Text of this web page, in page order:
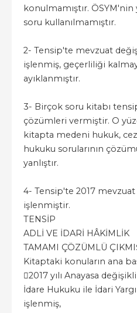
konulmamıştır. ÖSYM'nin
soru kullanılmamıştır.
2- Tensip'te mevzuat
işlenmiş, geçerliliği
ayıklanmıştır.
3- Birçok soru kitabı
çözümleri vermiştir. O
kitapta medeni hukuk,
hukuku sorularının
yanlıştır.
4- Tensip'te 2017
işlenmiştir.
TENSİP
ADLİ VE İDARİ HÂKİMLİK
TAMAMI ÇÖZÜMLÜ
Kitaptaki konuların ana
2017 yılı Anayasa
İdare Hukuku ile İdari Yargı
işlenmiş,